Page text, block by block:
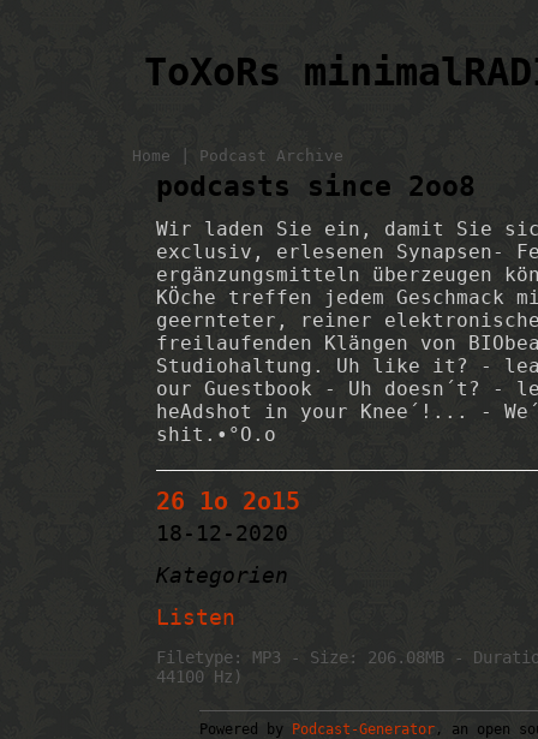
ToXoRs
Home Podcast Archive
podcasts since 2oo8
Wir laden Sie ein, damit Sie
exclusiv, erlesenen Synapsen-
ergänzungsmitteln überzeugen
KÖche treffen jedem Geschmack
geernteter, reiner
freilaufenden Klängen von
Studiohaltung. Uh like it? -
our Guestbook - Uh doesn´t? -
heAdshot in your Knee´!... -
shit.•°O.o
26 1o 2o15
18-12-2020
Kategorien
Listen
Filetype: MP3 - Size: 206.08MB -
44100 Hz)
Powered by Podcast-Generator , an open